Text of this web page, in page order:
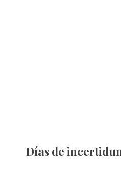
Días de